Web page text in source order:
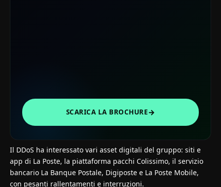
SCARICA LA BROCHURE→
Il DDoS ha interessato vari asset digitali del gruppo: siti e
app di La Poste, la piattaforma pacchi Colissimo, il servizio
bancario La Banque Postale, Digiposte e La Poste Mobile,
con pesanti rallentamenti e interruzioni.